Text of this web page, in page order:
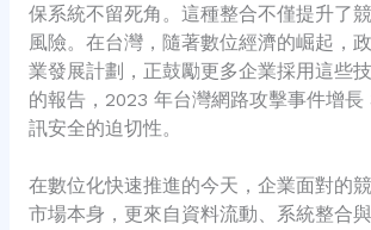
保系統不留死角。這種整合不僅提升了
風險。在台灣，隨著數位經濟的崛起，
業發展計劃，正鼓勵更多企業採用這些
的報告，2023 年台灣網路攻擊事件增長
訊安全的迫切性。
在數位化快速推進的今天，企業面對的
市場本身，更來自資料流動、系統整合